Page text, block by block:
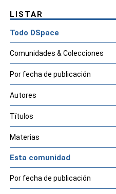
LISTAR
Todo DSpace
Comunidades & Colecciones
Por fecha de publicación
Autores
Títulos
Materias
Esta comunidad
Por fecha de publicación